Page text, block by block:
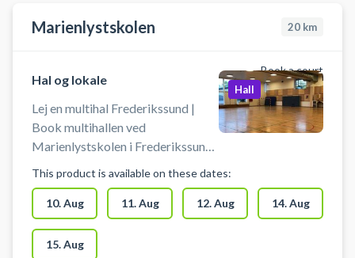
Marienlystskolen 20 km
Book a court
Hal og lokale
Lej en multihal Frederikssund |
Book multihallen ved
Marienlystskolen i Frederikssund.
volleyball i Frederikssund.
Medbring selv bold, ketchere og
andet udstyr. Multihallen ligger
ved Marienlystskolen.
Hall
This product is available on these dates:
10. Aug 11. Aug 12. Aug 14. Aug
15. Aug